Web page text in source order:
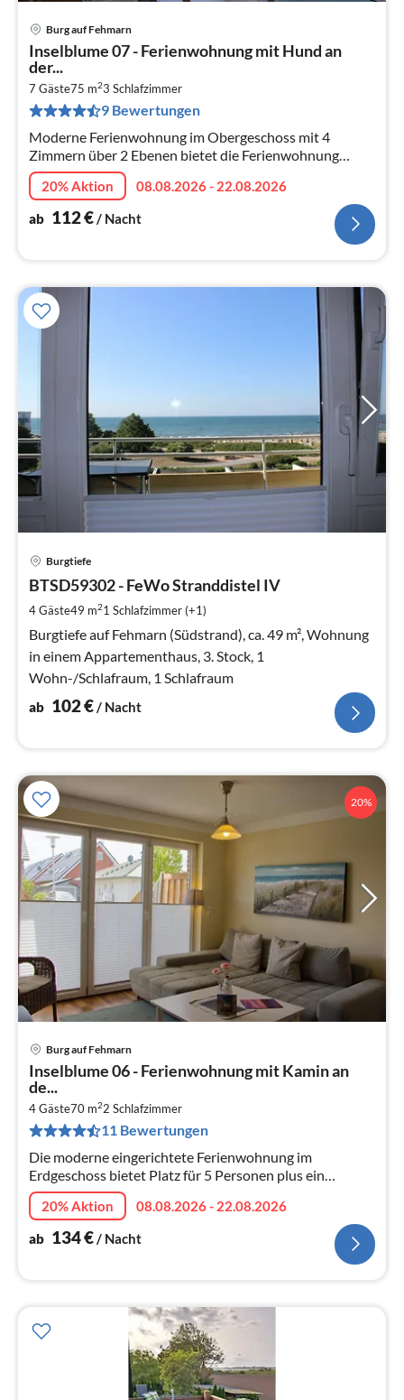
Burg auf Fehmarn
Inselblume 07 - Ferienwohnung mit Hund an
der...
7 Gäste75 m23 Schlafzimmer
9 Bewertungen
Moderne Ferienwohnung im Obergeschoss mit 4
Zimmern über 2 Ebenen bietet die Ferienwohnung
Raum viel Platz für Familien oder kleine Gruppen, gerne
mit Hund.
20% Aktion
08.08.2026 - 22.08.2026
ab 112€/ Nacht
Burgtiefe
BTSD59302 - FeWo Stranddistel IV
4 Gäste49 m21 Schlafzimmer (+1)
Burgtiefe auf Fehmarn (Südstrand), ca. 49 m², Wohnung
in einem Appartementhaus, 3. Stock, 1
Wohn-/Schlafraum, 1 Schlafraum
ab 102€/ Nacht
20%
Burg auf Fehmarn
Inselblume 06 - Ferienwohnung mit Kamin an
de...
4 Gäste70 m22 Schlafzimmer
11 Bewertungen
Die moderne eingerichtete Ferienwohnung im
Erdgeschoss bietet Platz für 5 Personen plus ein
Kleinkind, gerne auch mit Hund. Die Reiterkoppel ist ein
ruhiges Wohngebiet in Burg.
20% Aktion
08.08.2026 - 22.08.2026
ab 134€/ Nacht